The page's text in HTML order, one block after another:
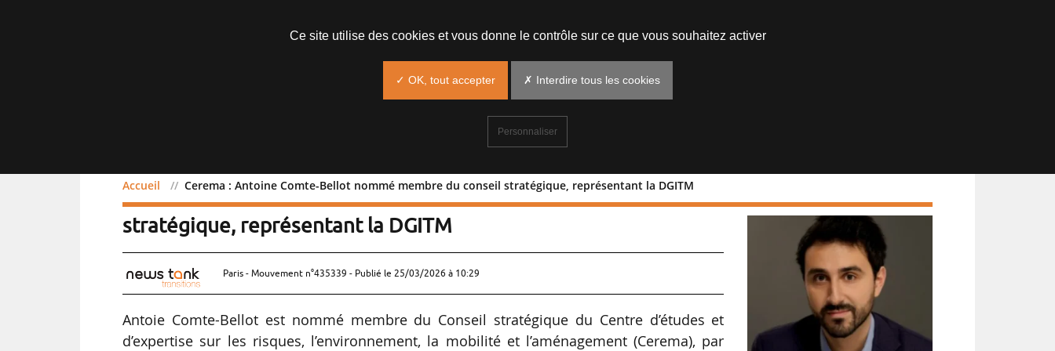
Accueil Cerema : Antoine Comte-Bellot nommé membre du conseil stratégique, représentant la DGITM
Cerema : Antoine Comte-Bellot nommé membre du conseil
stratégique, représentant la DGITM
Paris - Mouvement n°435339 - Publié le 25/03/2026 à 10:29
Antoie Comte-Bellot est nommé membre du Conseil stratégique du Centre d’études et
d’expertise sur les risques, l’environnement, la mobilité et l’aménagement (Cerema), par
Ce site utilise des cookies et vous donne le contrôle sur ce que vous souhaitez activer
✓ OK, tout accepter ✗ Interdire tous les cookies
Personnaliser